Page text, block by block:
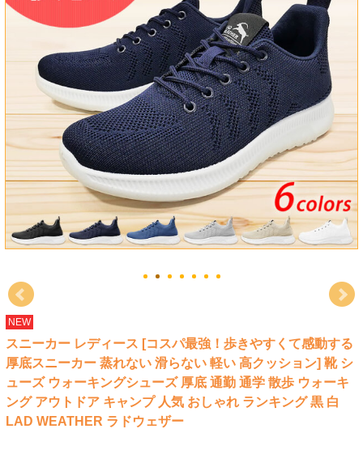
NEW
スニーカー レディース [コスパ最強！歩きやすくて感動する
厚底スニーカー 蒸れない 滑らない 軽い 高クッション] 靴 シ
ューズ ウォーキングシューズ 厚底 通勤 通学 散歩 ウォーキ
ング アウトドア キャンプ 人気 おしゃれ ランキング 黒 白
LAD WEATHER ラドウェザー